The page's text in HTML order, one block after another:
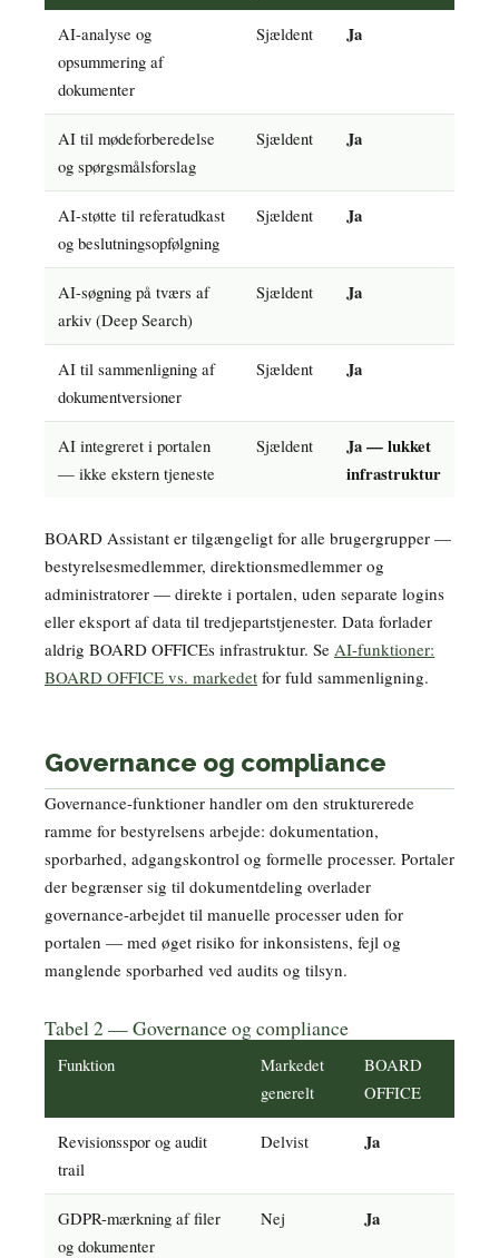
AI-analyse og
opsummering af
dokumenter
Sjældent Ja
AI til mødeforberedelse
og spørgsmålsforslag
Sjældent Ja
AI-støtte til referatudkast
og beslutningsopfølgning
Sjældent Ja
AI-søgning på tværs af
arkiv (Deep Search)
Sjældent Ja
AI til sammenligning af
dokumentversioner
Sjældent Ja
AI integreret i portalen
— ikke ekstern tjeneste
Sjældent
Ja — lukket
infrastruktur
BOARD Assistant er tilgængeligt for alle brugergrupper —
bestyrelsesmedlemmer, direktionsmedlemmer og
administratorer — direkte i portalen, uden separate logins
eller eksport af data til tredjepartstjenester. Data forlader
aldrig BOARD OFFICEs infrastruktur. Se AI-funktioner:
BOARD OFFICE vs. markedet for fuld sammenligning.
Governance og compliance
Governance-funktioner handler om den strukturerede
ramme for bestyrelsens arbejde: dokumentation,
sporbarhed, adgangskontrol og formelle processer. Portaler
der begrænser sig til dokumentdeling overlader
governance-arbejdet til manuelle processer uden for
portalen — med øget risiko for inkonsistens, fejl og
manglende sporbarhed ved audits og tilsyn.
Tabel 2 — Governance og compliance
Funktion
Markedet
generelt
BOARD
OFFICE
Revisionsspor og audit
trail
Delvist Ja
GDPR-mærkning af filer
og dokumenter
Nej Ja